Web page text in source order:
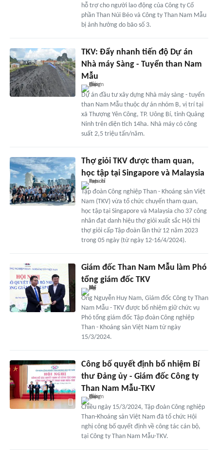
hỗ trợ cho người lao động của Công ty Cổ
phần Than Núi Béo và Công ty Than Nam Mẫu
bị ảnh hưởng do bão số 3.
TKV: Đẩy nhanh tiến độ Dự án
Nhà máy Sàng - Tuyển than Nam
Mẫu
Dự án đầu tư xây dựng Nhà máy sàng - tuyển
than Nam Mẫu thuộc dự án nhóm B, vị trí tại
xã Thượng Yên Công, TP. Uông Bí, tỉnh Quảng
Ninh trên diện tích 14ha. Nhà máy có công
suất 2,5 triệu tấn/năm.
Thợ giỏi TKV được tham quan,
học tập tại Singapore và Malaysia
Tập đoàn Công nghiệp Than - Khoáng sản Việt
Nam (TKV) vừa tổ chức chuyến tham quan,
học tập tại Singapore và Malaysia cho 37 công
nhân đạt danh hiệu thợ giỏi xuất sắc Hội thi
thợ giỏi cấp Tập đoàn lần thứ 12 năm 2023
trong 05 ngày (từ ngày 12-16/4/2024).
Giám đốc Than Nam Mẫu làm Phó
tổng giám đốc TKV
Ông Nguyễn Huy Nam, Giám đốc Công ty Than
Nam Mẫu - TKV được bổ nhiệm giữ chức vụ
Phó tổng giám đốc Tập đoàn Công nghiệp
Than - Khoáng sản Việt Nam từ ngày
15/3/2024.
Công bố quyết định bổ nhiệm Bí
thư Đảng ủy - Giám đốc Công ty
Than Nam Mẫu-TKV
Chiều ngày 15/3/2024, Tập đoàn Công nghiệp
Than-Khoáng sản Việt Nam đã tổ chức Hội
nghị công bố quyết định về công tác cán bộ,
tại Công ty Than Nam Mẫu-TKV.